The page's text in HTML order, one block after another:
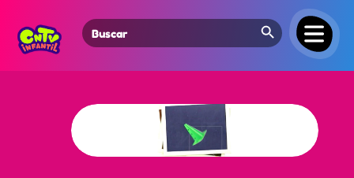
Search
for:
Search Button